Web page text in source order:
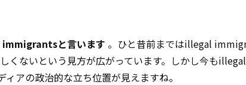
と言います 。ひと昔前まではillegal
くないという見方が広がっています。しかし今も
アの政治的な立ち位置が見えますね。